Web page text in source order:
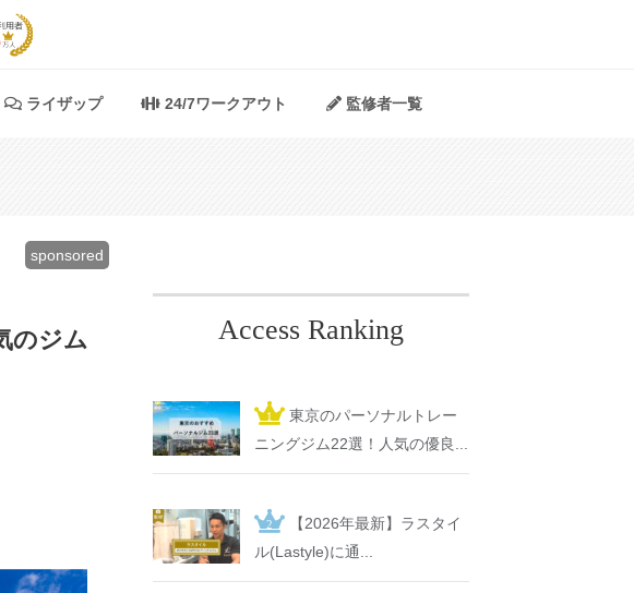
ライザップ 24/7ワークアウト 監修者一覧
sponsored
のジム
Access Ranking
東京のパーソナルトレー
ニングジム22選！人気の優良...
【2026年最新】ラスタイ
ル(Lastyle)に通...